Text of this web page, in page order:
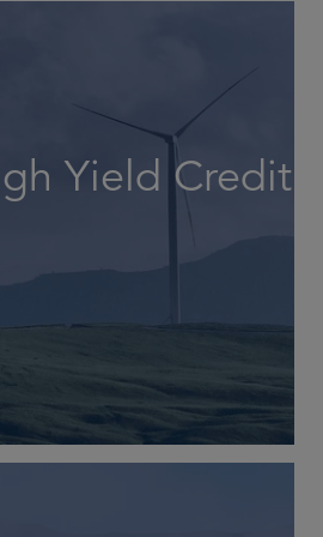
Yield Credit
del high yield mundial.
INFORMACIÓN